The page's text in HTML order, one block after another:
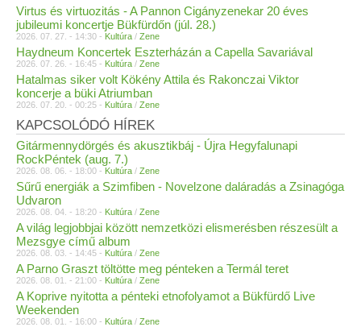
Virtus és virtuozitás - A Pannon Cigányzenekar 20 éves
jubileumi koncertje Bükfürdőn (júl. 28.)
2026. 07. 27. - 14:30 - Kultúra / Zene
Haydneum Koncertek Eszterházán a Capella Savariával
2026. 07. 26. - 16:45 - Kultúra / Zene
Hatalmas siker volt Kökény Attila és Rakonczai Viktor
koncerje a büki Atriumban
2026. 07. 20. - 00:25 - Kultúra / Zene
KAPCSOLÓDÓ HÍREK
Gitármennydörgés és akusztikbáj - Újra Hegyfalunapi
RockPéntek (aug. 7.)
2026. 08. 06. - 18:00 - Kultúra / Zene
Sűrű energiák a Szimfiben - Novelzone daláradás a Zsinagóga
Udvaron
2026. 08. 04. - 18:20 - Kultúra / Zene
A világ legjobbjai között nemzetközi elismerésben részesült a
Mezsgye című album
2026. 08. 03. - 14:45 - Kultúra / Zene
A Parno Graszt töltötte meg pénteken a Termál teret
2026. 08. 01. - 21:00 - Kultúra / Zene
A Koprive nyitotta a pénteki etnofolyamot a Bükfürdő Live
Weekenden
2026. 08. 01. - 16:00 - Kultúra / Zene